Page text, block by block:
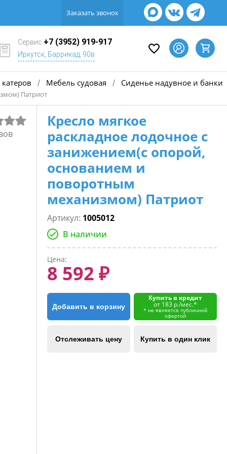
Заказать звонок
Сервис +7 (3952) 919-917
Иркутск, Баррикад, 90в
/ Мебель судовая / Сиденье надувное и банки
Патриот
Кресло мягкое
раскладное лодочное с
занижением(с опорой,
основанием и
поворотным
механизмом) Патриот
Артикул: 1005012
В наличии
Цена:
8 592 ₽
Добавить в корзину
Купить в кредит
от 183 р./мес.*
* не является публичной
офертой
Отслеживать цену Купить в один клик